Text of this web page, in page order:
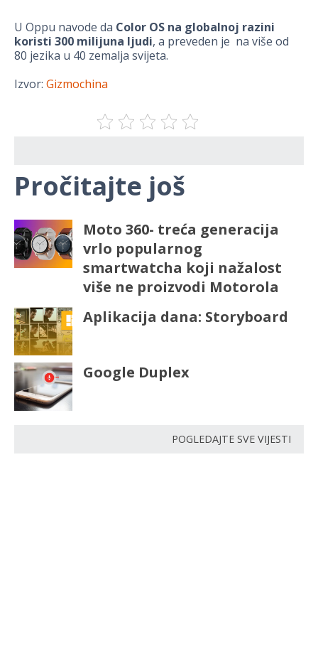
U Oppu navode da Color OS na globalnoj razini
koristi 300 milijuna ljudi, a preveden je na više od
80 jezika u 40 zemalja svijeta.
Izvor: Gizmochina
Pročitajte još
Moto 360- treća generacija
vrlo popularnog
smartwatcha koji nažalost
više ne proizvodi Motorola
Aplikacija dana: Storyboard
Google Duplex
POGLEDAJTE SVE VIJESTI